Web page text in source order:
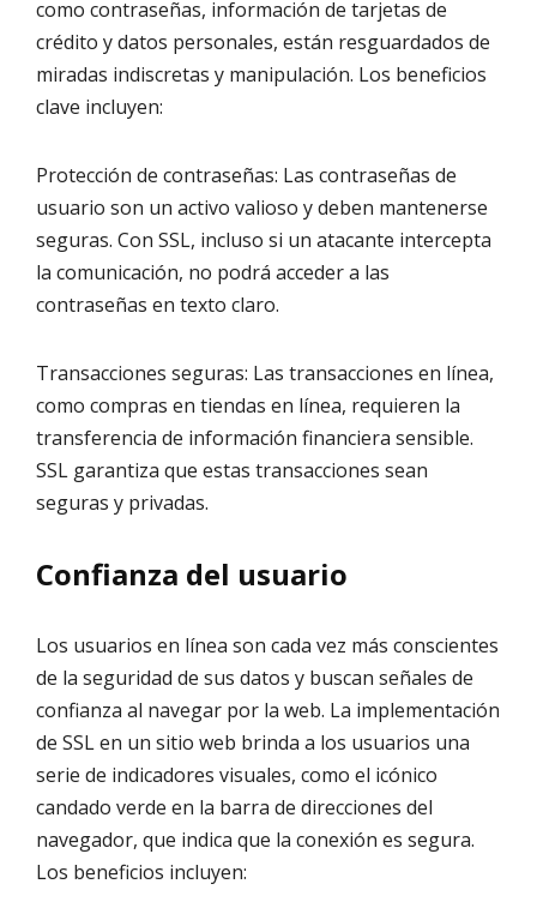
como contraseñas, información de tarjetas de
crédito y datos personales, están resguardados de
miradas indiscretas y manipulación. Los beneficios
clave incluyen:
Protección de contraseñas: Las contraseñas de
usuario son un activo valioso y deben mantenerse
seguras. Con SSL, incluso si un atacante intercepta
la comunicación, no podrá acceder a las
contraseñas en texto claro.
Transacciones seguras: Las transacciones en línea,
como compras en tiendas en línea, requieren la
transferencia de información financiera sensible.
SSL garantiza que estas transacciones sean
seguras y privadas.
Confianza del usuario
Los usuarios en línea son cada vez más conscientes
de la seguridad de sus datos y buscan señales de
confianza al navegar por la web. La implementación
de SSL en un sitio web brinda a los usuarios una
serie de indicadores visuales, como el icónico
candado verde en la barra de direcciones del
navegador, que indica que la conexión es segura.
Los beneficios incluyen: